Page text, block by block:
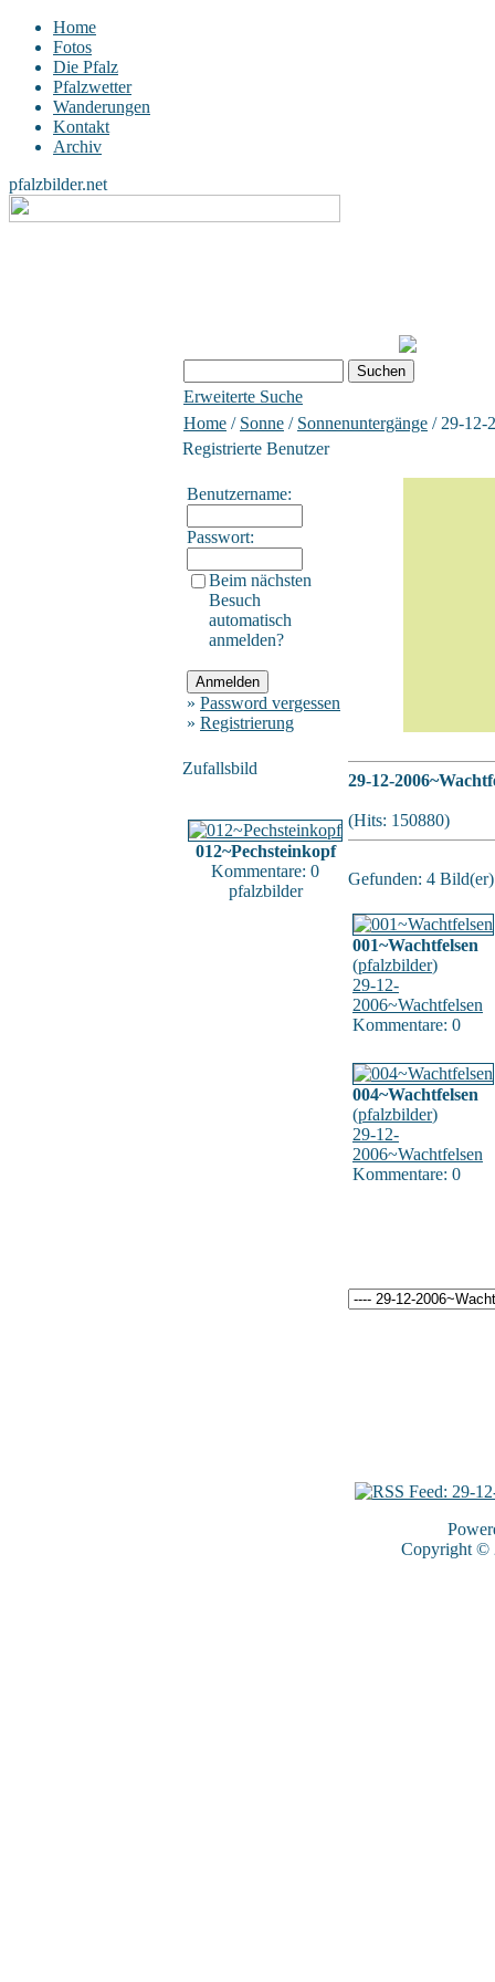
Home
Fotos
Die Pfalz
Pfalzwetter
Wanderungen
Kontakt
Archiv
pfalzbilder.net
Erweiterte Suche
Home / Sonne / Sonnenuntergänge / 29-12-
Registrierte Benutzer
Benutzername:
Passwort:
Beim nächsten
Besuch
automatisch
anmelden?
» Password vergessen
» Registrierung
Zufallsbild
012~Pechsteinkopf
Kommentare: 0
pfalzbilder
29-12-
(Hits: 150880)
Gefunden: 4
001~Wachtfelsen
(pfalzbilder)
29-12-
2006~Wachtfelsen
Kommentare: 0
004~Wachtfelsen
(pfalzbilder)
29-12-
2006~Wachtfelsen
Kommentare: 0
Copyright ©